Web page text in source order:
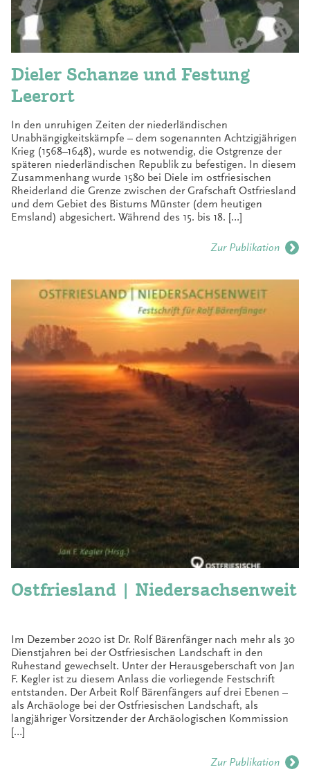
Dieler Schanze und Festung
Leerort
In den unruhigen Zeiten der niederländischen
Unabhängigkeitskämpfe – dem sogenannten Achtzigjährigen
Krieg (1568–1648), wurde es notwendig, die Ostgrenze der
späteren niederländischen Republik zu befestigen. In diesem
Zusammenhang wurde 1580 bei Diele im ostfriesischen
Rheiderland die Grenze zwischen der Grafschaft Ostfriesland
und dem Gebiet des Bistums Münster (dem heutigen
Emsland) abgesichert. Während des 15. bis 18. […]
Zur Publikation
Ostfriesland | Niedersachsenweit
Im Dezember 2020 ist Dr. Rolf Bärenfänger nach mehr als 30
Dienstjahren bei der Ostfriesischen Landschaft in den
Ruhestand gewechselt. Unter der Herausgeberschaft von Jan
F. Kegler ist zu diesem Anlass die vorliegende Festschrift
entstanden. Der Arbeit Rolf Bärenfängers auf drei Ebenen –
als Archäologe bei der Ostfriesischen Landschaft, als
langjähriger Vorsitzender der Archäologischen Kommission
[…]
Zur Publikation